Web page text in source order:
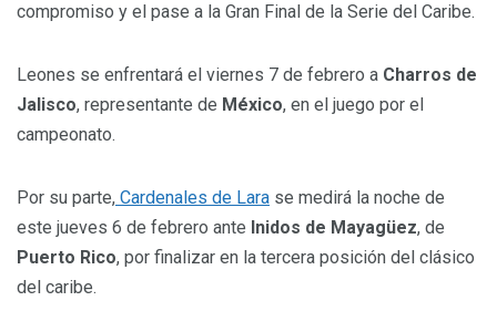
compromiso y el pase a la Gran Final de la Serie del Caribe.
Leones se enfrentará el viernes 7 de febrero a Charros de
Jalisco, representante de México, en el juego por el
campeonato.
Por su parte, Cardenales de Lara se medirá la noche de
este jueves 6 de febrero ante Inidos de Mayagüez, de
Puerto Rico, por finalizar en la tercera posición del clásico
del caribe.